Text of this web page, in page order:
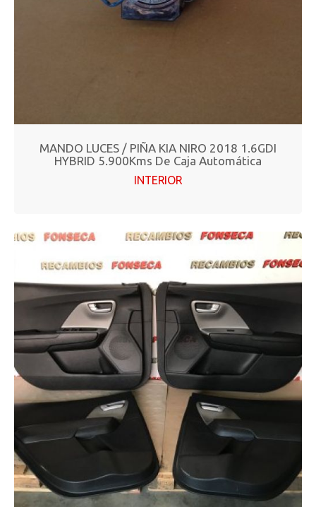
MANDO LUCES / PIÑA KIA NIRO 2018 1.6GDI
HYBRID 5.900Kms De Caja Automática
INTERIOR